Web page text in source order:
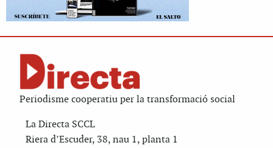
Periodisme cooperatiu per la transformació social
La Directa SCCL
Riera d’Escuder, 38, nau 1, planta 1